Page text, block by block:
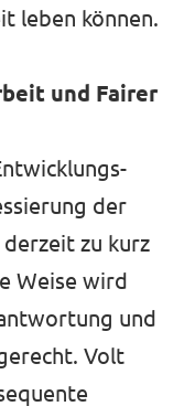
leben können.
und Fairer
der
zu kurz
Weise wird
und
Volt